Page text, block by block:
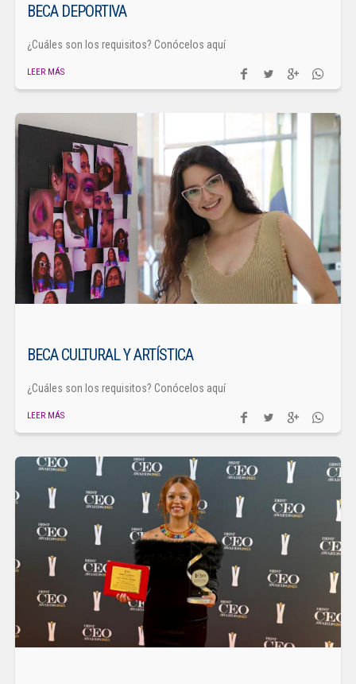
BECA DEPORTIVA
¿Cuáles son los requisitos? Conócelos aquí
LEER MÁS
BECA CULTURAL Y ARTÍSTICA
¿Cuáles son los requisitos? Conócelos aquí
LEER MÁS